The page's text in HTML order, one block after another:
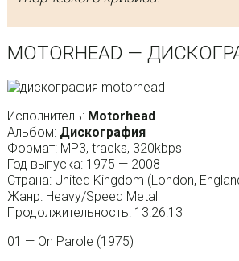
MOTORHEAD —
Исполнитель: Motorhead
Альбом: Дискография
Формат: MP3, tracks, 320kbps
Год выпуска: 1975 — 2008
Страна: United Kingdom (London,
Жанр: Heavy/Speed Metal
Продолжительность: 13:26:13
01 — On Parole (1975)